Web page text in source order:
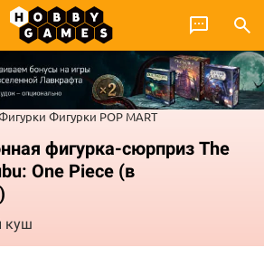
Фигурки POP MART
фигурка-сюрприз The
One Piece (в
куш